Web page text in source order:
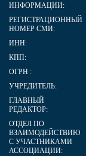
ИНФОРМАЦИИ:
РЕГИСТРАЦИОННЫЙ
НОМЕР СМИ:
ИНН:
КПП:
ОГРН :
УЧРЕДИТЕЛЬ:
ГЛАВНЫЙ
РЕДАКТОР:
ОТДЕЛ ПО
ВЗАИМОДЕЙСТВИЮ
С УЧАСТНИКАМИ
АССОЦИАЦИИ: